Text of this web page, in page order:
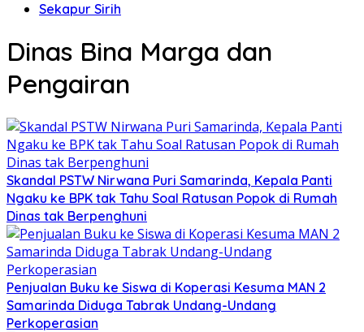
Sekapur Sirih
Dinas Bina Marga dan
Pengairan
Skandal PSTW Nirwana Puri Samarinda, Kepala Panti
Ngaku ke BPK tak Tahu Soal Ratusan Popok di Rumah
Dinas tak Berpenghuni
Penjualan Buku ke Siswa di Koperasi Kesuma MAN 2
Samarinda Diduga Tabrak Undang-Undang
Perkoperasian